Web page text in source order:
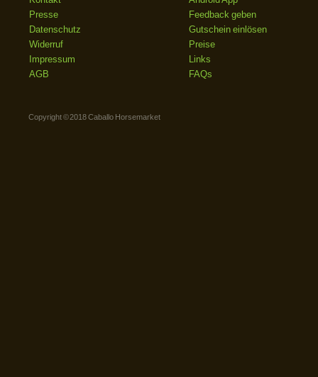
Presse
Datenschutz
Widerruf
Impressum
AGB
Feedback geben
Gutschein einlösen
Preise
Links
FAQs
Copyright © 2018 Caballo Horsemarket